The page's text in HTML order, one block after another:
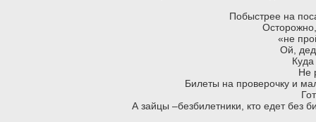
Побыстрее на
«не
Ой,
Не
Билеты на проверочку и
А зайцы –безбилетники, кто едет без